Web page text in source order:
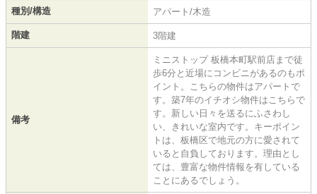
種別/構造 アパート/木造
階建 3階建
備考
ミニストップ 板橋本町駅前店まで徒
歩6分と近場にコンビニがあるのもポ
イント。こちらの物件はアパートで
す。築7年のイチオシ物件はこちらで
す。新しい日々を送るにふさわし
い、きれいな室内です。キーポイン
トは、板橋区で地元の方に愛されて
いると自負しております。理由とし
ては、豊富な物件情報を有している
ことにあるでしょう。